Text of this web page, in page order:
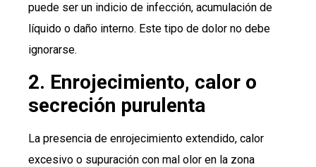
puede ser un indicio de infección, acumulación de
líquido o daño interno. Este tipo de dolor no debe
ignorarse.
2. Enrojecimiento, calor o
secreción purulenta
La presencia de enrojecimiento extendido, calor
excesivo o supuración con mal olor en la zona